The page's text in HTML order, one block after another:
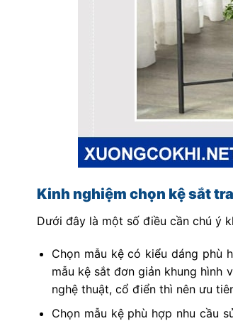
Kinh nghiệm chọn kệ sắt
Dưới đây là một số điều cần chú ý
Chọn mẫu kệ có kiểu dáng phù
mẫu kệ sắt đơn giản khung hình
nghệ thuật, cổ điển thì nên ưu
Chọn mẫu kệ phù hợp nhu cầu